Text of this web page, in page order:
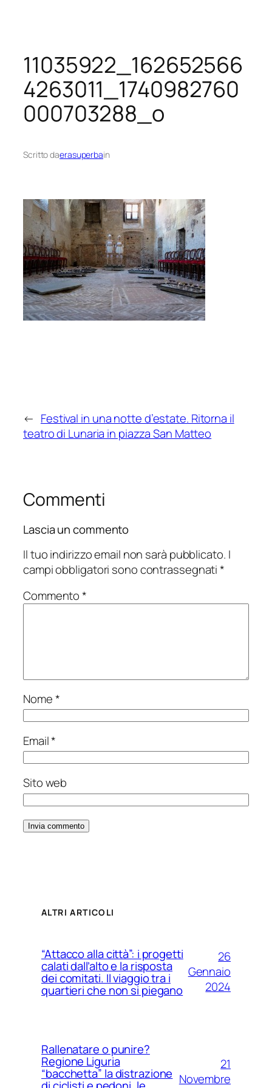
contenuto
11035922_162652566
4263011_1740982760
000703288_o
Scritto daerasuperbain
← Festival in una notte d’estate. Ritorna il
teatro di Lunaria in piazza San Matteo
Commenti
Lascia un commento
Il tuo indirizzo email non sarà pubblicato. I
campi obbligatori sono contrassegnati*
Commento*
Nome*
Email*
Sito web
ALTRI ARTICOLI
“Attacco alla città”: i progetti
calati dall’alto e la risposta
dei comitati. Il viaggio tra i
quartieri che non si piegano
26
Gennaio
2024
Rallenatare o punire?
Regione Liguria
“bacchetta” la distrazione
21
Novembre